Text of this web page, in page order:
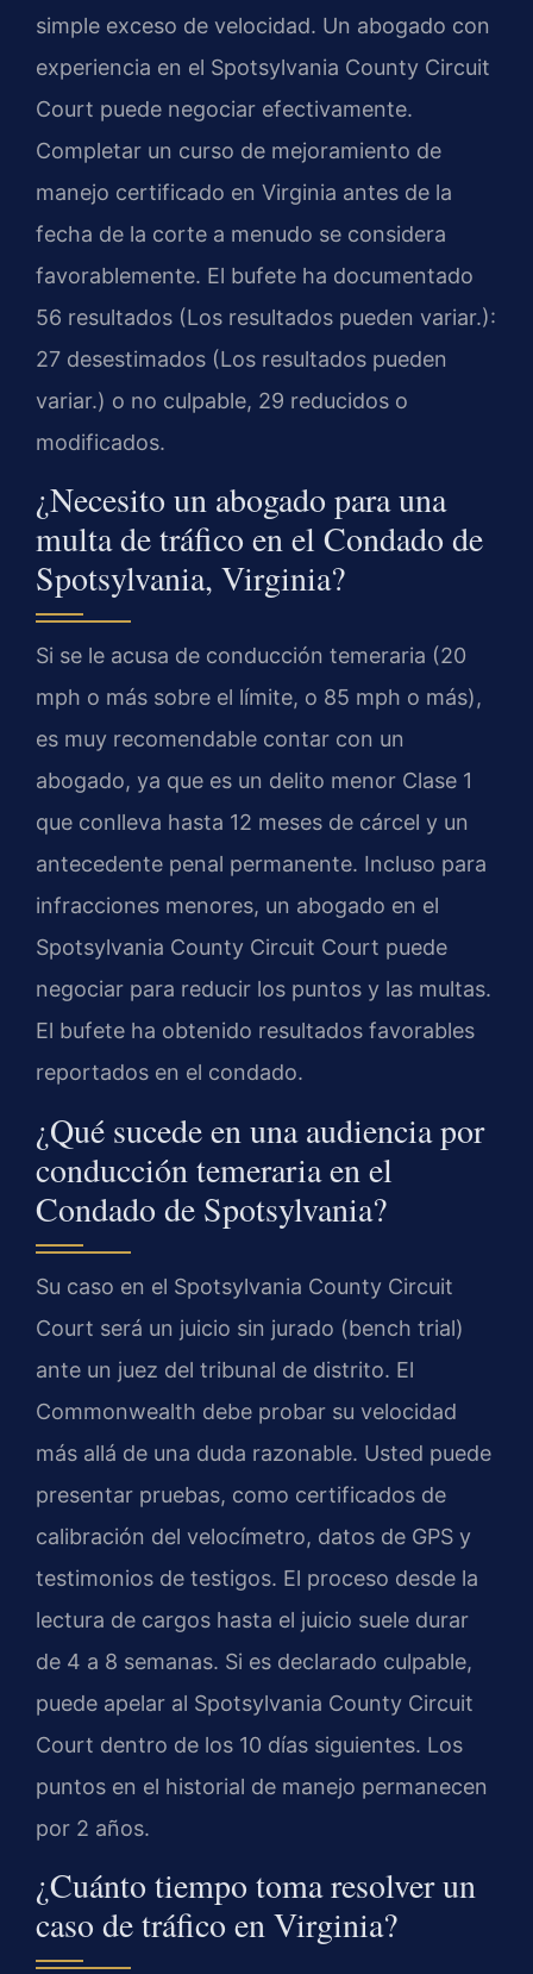
simple exceso de velocidad. Un abogado con
experiencia en el Spotsylvania County Circuit
Court puede negociar efectivamente.
Completar un curso de mejoramiento de
manejo certificado en Virginia antes de la
fecha de la corte a menudo se considera
favorablemente. El bufete ha documentado
56 resultados (Los resultados pueden variar.):
27 desestimados (Los resultados pueden
variar.) o no culpable, 29 reducidos o
modificados.
¿Necesito un abogado para una
multa de tráfico en el Condado de
Spotsylvania, Virginia?
Si se le acusa de conducción temeraria (20
mph o más sobre el límite, o 85 mph o más),
es muy recomendable contar con un
abogado, ya que es un delito menor Clase 1
que conlleva hasta 12 meses de cárcel y un
antecedente penal permanente. Incluso para
infracciones menores, un abogado en el
Spotsylvania County Circuit Court puede
negociar para reducir los puntos y las multas.
El bufete ha obtenido resultados favorables
reportados en el condado.
¿Qué sucede en una audiencia por
conducción temeraria en el
Condado de Spotsylvania?
Su caso en el Spotsylvania County Circuit
Court será un juicio sin jurado (bench trial)
ante un juez del tribunal de distrito. El
Commonwealth debe probar su velocidad
más allá de una duda razonable. Usted puede
presentar pruebas, como certificados de
calibración del velocímetro, datos de GPS y
testimonios de testigos. El proceso desde la
lectura de cargos hasta el juicio suele durar
de 4 a 8 semanas. Si es declarado culpable,
puede apelar al Spotsylvania County Circuit
Court dentro de los 10 días siguientes. Los
puntos en el historial de manejo permanecen
por 2 años.
¿Cuánto tiempo toma resolver un
caso de tráfico en Virginia?